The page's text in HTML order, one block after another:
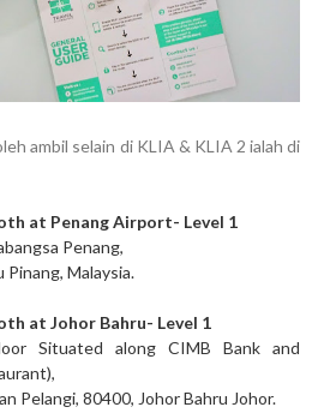
ambil selain di KLIA & KLIA 2 ialah di
at Penang Airport- Level 1
Penang,
Pinang, Malaysia.
at Johor Bahru- Level 1
Situated along CIMB Bank and
Pelangi, 80400, Johor Bahru Johor.